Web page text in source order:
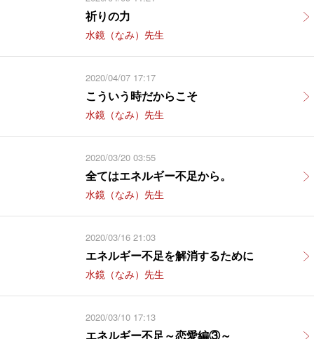
祈りの力
水鏡（なみ）先生
2020/04/07 17:17
こういう時だからこそ
水鏡（なみ）先生
2020/03/20 03:55
全てはエネルギー不足から。
水鏡（なみ）先生
2020/03/16 21:03
エネルギー不足を解消するために
水鏡（なみ）先生
2020/03/10 17:13
エネルギー不足～恋愛編③～